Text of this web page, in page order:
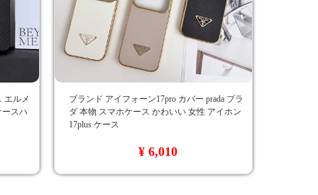
エルメ
ースハ
ブランド アイフォーン17pro カバー prada プラ
ダ 本物 スマホケース かわいい 女性 アイホン
17plus ケース
¥ 6,010